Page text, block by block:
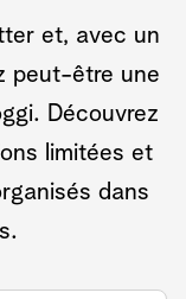
et, avec un
peut-être une
Découvrez
limitées et
dans